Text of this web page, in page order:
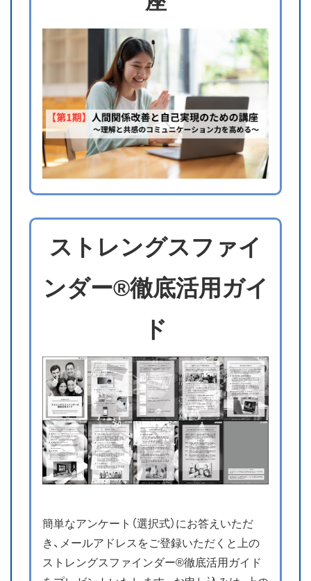
ストレングスファイ
ンダー®徹底活用ガイ
ド
簡単なアンケート（選択式）にお答えいただ
き、メールアドレスをご登録いただくと上の
ストレングスファインダー®徹底活用ガイド